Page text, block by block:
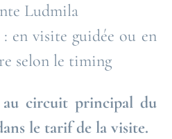
Ludmila
en visite guidée ou en
selon le timing
au circuit principal du
le tarif de la visite.